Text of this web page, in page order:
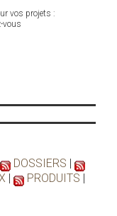
vos projets :
vous
DOSSIERS
PRODUITS